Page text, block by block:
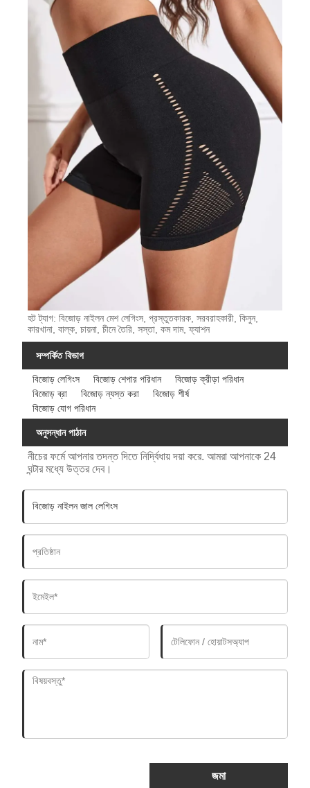
হট ট্যাগ: বিজোড় নাইলন মেশ লেগিংস, প্রস্তুতকারক, সরবরাহকারী, কিনুন,
কারখানা, বাল্ক, চায়না, চীনে তৈরি, সস্তা, কম দাম, ফ্যাশন
সম্পর্কিত বিভাগ
বিজোড় লেগিংস বিজোড় শেপার পরিধান
বিজোড় ক্রীড়া পরিধান
বিজোড় ব্রা
বিজোড় ন্যস্ত করা
বিজোড় শীর্ষ
বিজোড় যোগ পরিধান
অনুসন্ধান পাঠান
নীচের ফর্মে আপনার তদন্ত দিতে নির্দ্বিধায় দয়া করে. আমরা আপনাকে 24
ঘন্টার মধ্যে উত্তর দেব।
জমা